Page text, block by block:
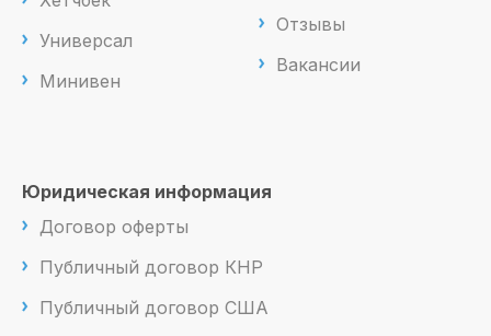
Универсал
Минивен
Отзывы
Вакансии
Юридическая информация
Договор оферты
Публичный договор КНР
Публичный договор США